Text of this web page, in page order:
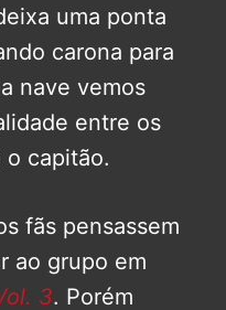
uma ponta
carona para
nave vemos
entre os
o capitão.
fãs pensassem
ao grupo em
3. Porém